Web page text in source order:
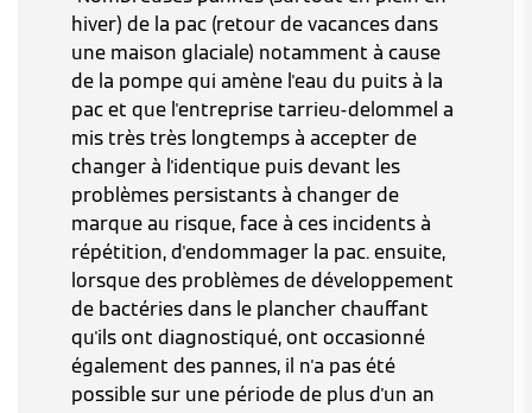
hiver) de la pac (retour de vacances dans
une maison glaciale) notamment à cause
de la pompe qui amène l'eau du puits à la
pac et que l'entreprise tarrieu-delommel a
mis très très longtemps à accepter de
changer à l'identique puis devant les
problèmes persistants à changer de
marque au risque, face à ces incidents à
répétition, d'endommager la pac. ensuite,
lorsque des problèmes de développement
de bactéries dans le plancher chauffant
qu'ils ont diagnostiqué, ont occasionné
également des pannes, il n'a pas été
possible sur une période de plus d'un an